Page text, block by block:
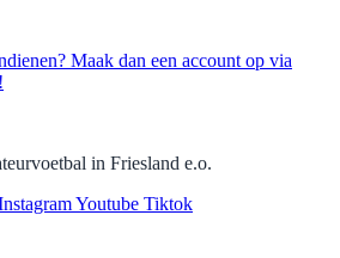
Maak dan een account op via
in Friesland e.o.
Youtube Tiktok